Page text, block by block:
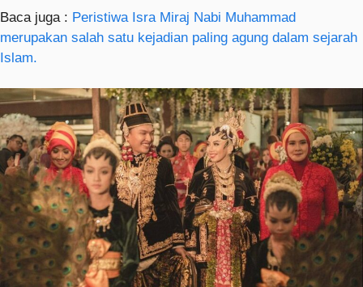
Baca juga : Peristiwa Isra Miraj Nabi Muhammad
merupakan salah satu kejadian paling agung dalam sejarah
Islam.